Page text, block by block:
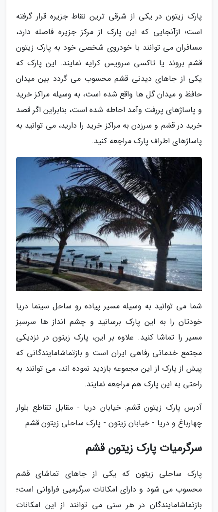
پارک زیتون در یکی از شرقی ترین نقاط جزیره قرار گرفته
است؛ ازآنجایی که این پارک از مرکز جزیره فاصله دارد،
مسافران می توانند با خودروی شخصی خود به پارک زیتون
قشم بروند یا تاکسی سرویس کرایه نمایند. این پارک که
یکی از جاهای دیدنی قشم محسوب می گردد بین میدان
حافظ و میدان گل ها واقع شده است، به وسیله مراکز خرید
و پاساژهای پررفت وآمد احاطه شده است، بنابراین اگر قصد
خرید در قشم و سرزدن به مراکز خرید را دارید، می توانید به
پاساژهای اطراف پارک مراجعه کنید.
شما می توانید به وسیله مسیر پیاده رو ساحل سینما دریا
خودتان را به این پارک برسانید و چشم انداز ها سرسبز
مسیر را تماشا کنید. علاوه بر این، پارک زیتون در نزدیکی
مجتمع خدماتی رفاهی ایران است و بازتماشامایندگانی که
پیش از پارک از این مجموعه بازدید نموده اند، می توانند به
راحتی به این پارک هم مراجعه نمایند.
آدرس پارک زیتون قشم: خیابان دریا - مقابل تقاطع بلوار
چهارباغ و دریا - خیابان زیتون - پارک ساحلی زیتون قشم
سرگرمیات پارک زیتون قشم
پارک ساحلی زیتون که یکی از جاهای تماشای قشم
محسوب می شود و دارای امکانات سرگرمیی فراوانی است؛
بازتماشامایندگان در هر سنی می توانند از این امکانات